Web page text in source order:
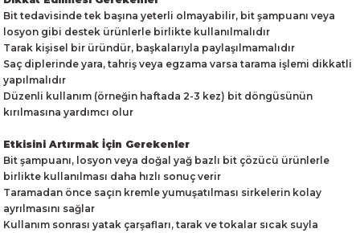
Bit tedavisinde tek başına yeterli olmayabilir, bit şampuanı veya
losyon gibi destek ürünlerle birlikte kullanılmalıdır
Tarak kişisel bir üründür, başkalarıyla paylaşılmamalıdır
Saç diplerinde yara, tahriş veya egzama varsa tarama işlemi dikkatli
yapılmalıdır
Düzenli kullanım (örneğin haftada 2-3 kez) bit döngüsünün
kırılmasına yardımcı olur
Etkisini Artırmak İçin Gerekenler
Bit şampuanı, losyon veya doğal yağ bazlı bit çözücü ürünlerle
birlikte kullanılması daha hızlı sonuç verir
Taramadan önce saçın kremle yumuşatılması sirkelerin kolay
ayrılmasını sağlar
Kullanım sonrası yatak çarşafları, tarak ve tokalar sıcak suyla